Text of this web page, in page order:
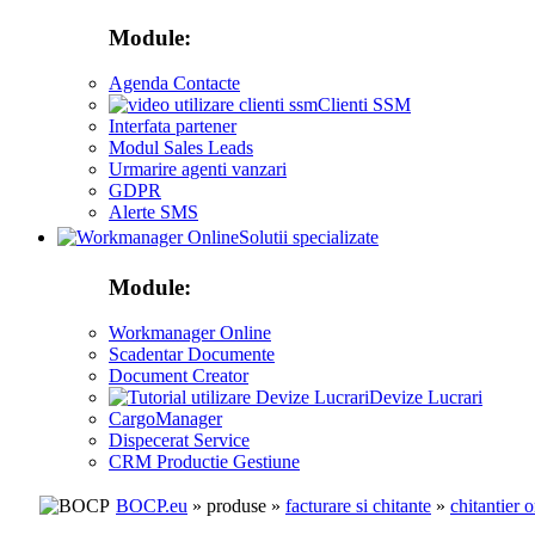
Module:
Agenda Contacte
Clienti SSM
Interfata partener
Modul Sales Leads
Urmarire agenti vanzari
GDPR
Alerte SMS
Solutii specializate
Module:
Workmanager Online
Scadentar Documente
Document Creator
Devize Lucrari
CargoManager
Dispecerat Service
CRM Productie Gestiune
BOCP.eu » produse » facturare si chitante » chitantier